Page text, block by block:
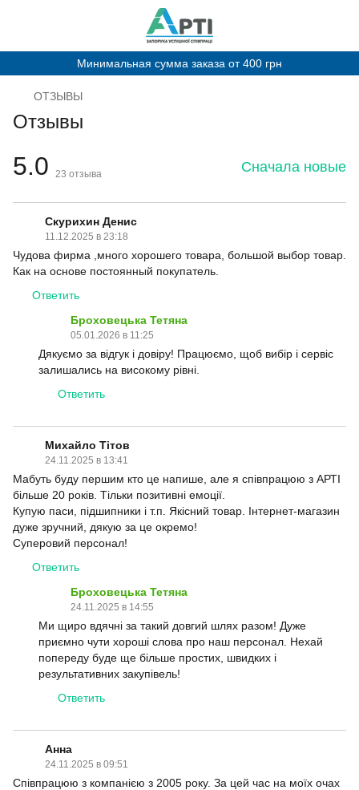
Минимальная сумма заказа от 400 грн
ОТЗЫВЫ
Отзывы
5.0 23 отзыва Сначала новые
Скурихин Денис
11.12.2025 в 23:18
Чудова фирма ,много хорошего товара, большой выбор товар.
Как на основе постоянный покупатель.
Ответить
Броховецька Тетяна
05.01.2026 в 11:25
Дякуємо за відгук і довіру! Працюємо, щоб вибір і сервіс
залишались на високому рівні.
Ответить
Михайло Тітов
24.11.2025 в 13:41
Мабуть буду першим кто це напише, але я співпрацюю з АРТІ
більше 20 років. Тільки позитивні емоції.
Купую паси, підшипники і т.п. Якісний товар. Інтернет-магазин
дуже зручний, дякую за це окремо!
Суперовий персонал!
Ответить
Броховецька Тетяна
24.11.2025 в 14:55
Ми щиро вдячні за такий довгий шлях разом! Дуже
приємно чути хороші слова про наш персонал. Нехай
попереду буде ще більше простих, швидких і
результативних закупівель!
Ответить
Анна
24.11.2025 в 09:51
Співпрацюю з компанією з 2005 року. За цей час на моїх очах